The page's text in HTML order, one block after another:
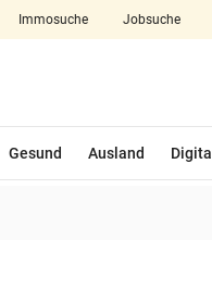
Immosuche Jobsuche
Gesund Ausland Digital